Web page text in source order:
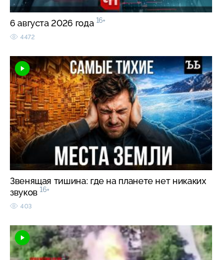
6 августа 2026 года 16+
4472
Звенящая тишина: где на планете нет никаких
звуков 16+
403